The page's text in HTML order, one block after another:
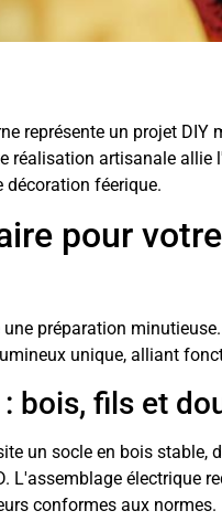
représente un projet DIY
réalisation artisanale allie
décoration féerique.
pour
préparation
unique, alliant
bois, fils et
un socle en bois stable,
L'assemblage électrique
conformes aux normes.